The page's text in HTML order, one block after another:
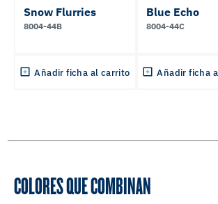
Snow Flurries
8004-44B
Añadir ficha al carrito
Blue Echo
8004-44C
Añadir ficha
COLORES QUE COMBINAN